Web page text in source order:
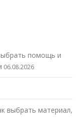
помощь и
06.08.2026
выбрать материал,